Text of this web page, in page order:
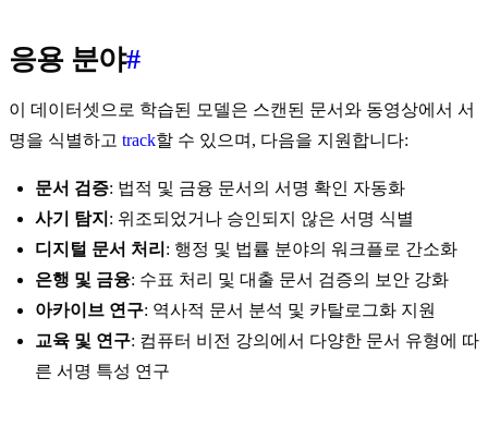
응용 분야#
이 데이터셋으로 학습된 모델은 스캔된 문서와 동영상에서 서
명을 식별하고 track할 수 있으며, 다음을 지원합니다:
문서 검증: 법적 및 금융 문서의 서명 확인 자동화
사기 탐지 : 위조되었거나 승인되지 않은 서명 식별
디지털 문서 처리 : 행정 및 법률 분야의 워크플로 간소화
은행 및 금융: 수표 처리 및 대출 문서 검증의 보안 강화
아카이브 연구: 역사적 문서 분석 및 카탈로그화 지원
교육 및 연구: 컴퓨터 비전 강의에서 다양한 문서 유형에 따
른 서명 특성 연구